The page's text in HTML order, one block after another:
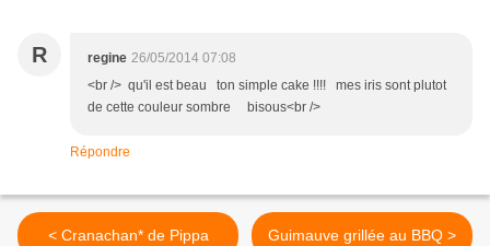
R regine 26/05/2014 07:08
<br /> qu'il est beau ton simple cake !!!! mes iris sont plutot
de cette couleur sombre bisous<br />
Répondre
< Cranachan* de Pippa Guimauve grillée au BBQ >